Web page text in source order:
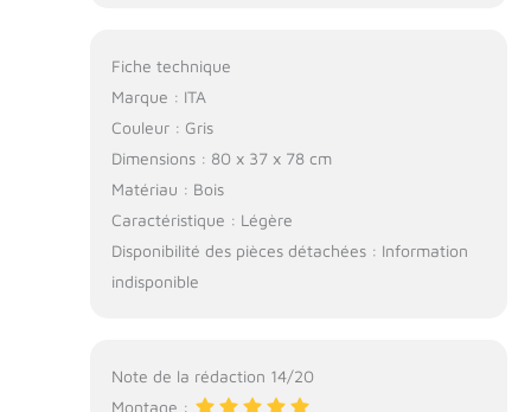
étiqueter
Fiche technique
Marque : ITA
Couleur : Gris
Dimensions : 80 x 37 x 78 cm
Matériau : Bois
Caractéristique : Légère
Disponibilité des pièces détachées : Information
indisponible
Note de la rédaction 14/20
Montage :